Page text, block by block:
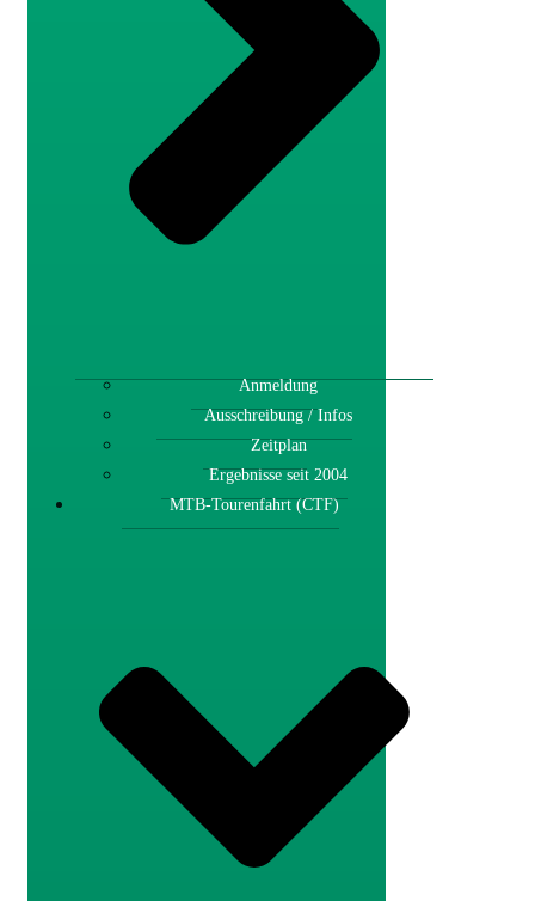
Anmeldung
Ausschreibung / Infos
Zeitplan
Ergebnisse seit 2004
MTB-Tourenfahrt (CTF)